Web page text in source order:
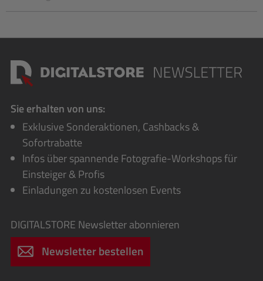
Sie erhalten von uns:
Exklusive Sonderaktionen, Cashbacks &
Sofortrabatte
Infos über spannende Fotografie-Workshops für
Einsteiger & Profis
Einladungen zu kostenlosen Events
DIGITALSTORE Newsletter abonnieren
Newsletter bestellen